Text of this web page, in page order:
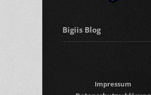
Bigiis Blog
Impressum